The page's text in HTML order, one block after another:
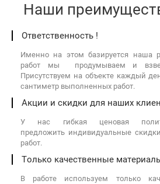
Наши
Ответственность !
Именно на этом базируется наша
работ мы продумываем и
Присутствуем на объекте каждый
сантиметр выполненных работ.
Акции и скидки для наших
У нас гибкая ценовая
предложить индивидуальные
работ.
Только качественные
В работе используем только